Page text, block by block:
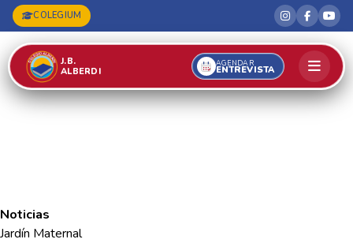
COLEGIUM
J.B.
ALBERDI
AGENDAR
ENTREVISTA
Noticias
Jardín Maternal